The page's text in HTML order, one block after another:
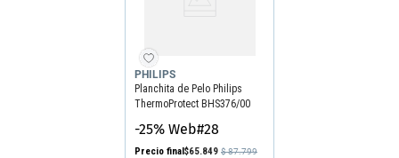
PHILIPS
Planchita de Pelo Philips
ThermoProtect BHS376/00
-25% Web#28
Precio final$65.849 $87.799